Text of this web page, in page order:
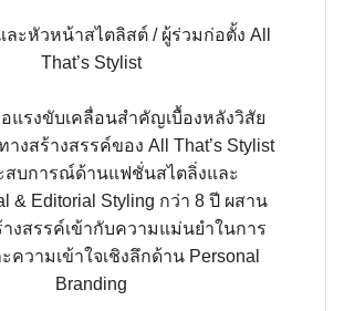
ละหัวหน้าสไตลิสต์ / ผู้ร่วมก่อตั้ง All
That’s Stylist
รงขับเคลื่อนสำคัญเบื้องหลังวิสัย
งสร้างสรรค์ของ All That’s Stylist
สบการณ์ด้านแฟชั่นสไตลิ่งและ
& Editorial Styling กว่า 8 ปี ผสาน
งสรรค์เข้ากับความแม่นยำในการ
ความเข้าใจเชิงลึกด้าน Personal
Branding